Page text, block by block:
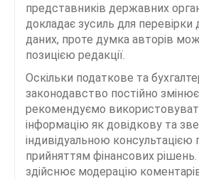
представників державних
докладає зусиль для перевірки
даних, проте думка авторів
позицією редакції.
Оскільки податкове та
законодавство постійно
рекомендуємо
інформацію як довідкову та
індивідуальною консультацією
прийняттям фінансових рішень.
здійснює модерацію